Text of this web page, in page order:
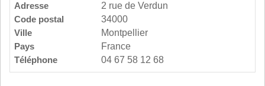
Adresse
2 rue de Verdun
Code postal
34000
Ville
Montpellier
Pays
France
Téléphone
04 67 58 12 68